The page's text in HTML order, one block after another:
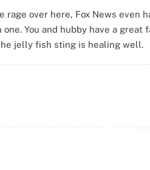
over here, Fox News even
You and hubby have a great
jelly fish sting is healing well.